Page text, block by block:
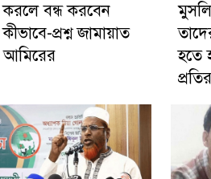
করলে বন্ধ করবেন
কীভাবে-প্রশ্ন জামায়াত
আমিরের
হতে